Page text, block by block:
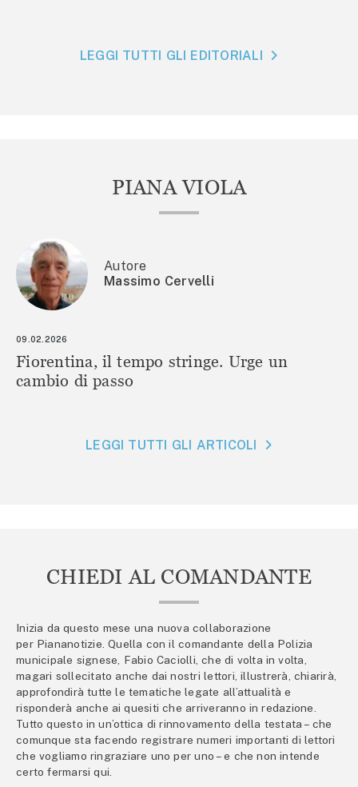
LEGGI TUTTI GLI EDITORIALI
PIANA VIOLA
Autore
Massimo Cervelli
09.02.2026
Fiorentina, il tempo stringe. Urge un
cambio di passo
LEGGI TUTTI GLI ARTICOLI
CHIEDI AL COMANDANTE
Inizia da questo mese una nuova collaborazione
per Piananotizie. Quella con il comandante della Polizia
municipale signese, Fabio Caciolli, che di volta in volta,
magari sollecitato anche dai nostri lettori, illustrerà, chiarirà,
approfondirà tutte le tematiche legate all’attualità e
risponderà anche ai quesiti che arriveranno in redazione.
Tutto questo in un’ottica di rinnovamento della testata – che
comunque sta facendo registrare numeri importanti di lettori
che vogliamo ringraziare uno per uno – e che non intende
certo fermarsi qui.